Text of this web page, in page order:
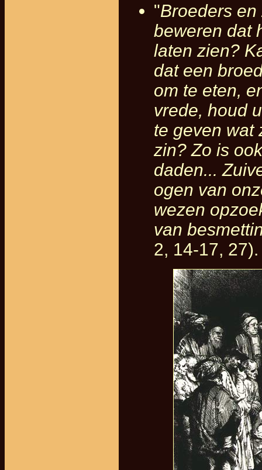
"Broeders
beweren dat
laten zien?
dat een
om te eten,
vrede, houd
te geven wat
zin? Zo is
daden...
ogen van
wezen
van
2, 14-17, 27).